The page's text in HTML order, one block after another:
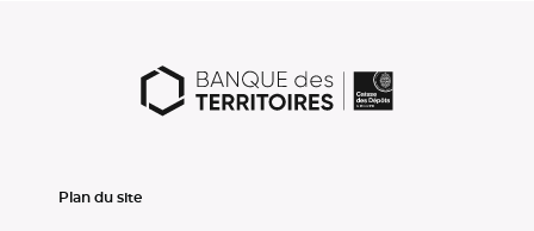
Plan du site